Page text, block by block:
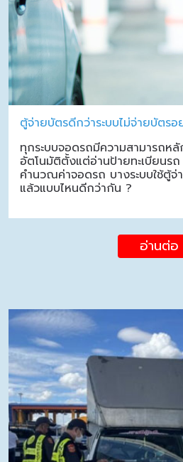
ตู้จ่ายบัตรดีกว่าระบบไม่จ่ายบัตรอ
ทุกระบบจอดรถมีความสามารถห
อัตโนมัติตั้งแต่อ่านป้ายทะเบียนร
คำนวณค่าจอดรถ บางระบบใช้ตู้จ่
แล้วแบบไหนดีกว่ากัน ?
อ่านต่อ